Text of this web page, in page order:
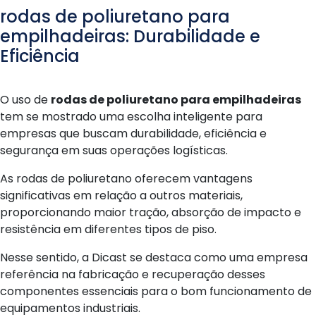
rodas de poliuretano para
empilhadeiras: Durabilidade e
Eficiência
O uso de rodas de poliuretano para empilhadeiras
tem se mostrado uma escolha inteligente para
empresas que buscam durabilidade, eficiência e
segurança em suas operações logísticas.
As rodas de poliuretano oferecem vantagens
significativas em relação a outros materiais,
proporcionando maior tração, absorção de impacto e
resistência em diferentes tipos de piso.
Nesse sentido, a Dicast se destaca como uma empresa
referência na fabricação e recuperação desses
componentes essenciais para o bom funcionamento de
equipamentos industriais.